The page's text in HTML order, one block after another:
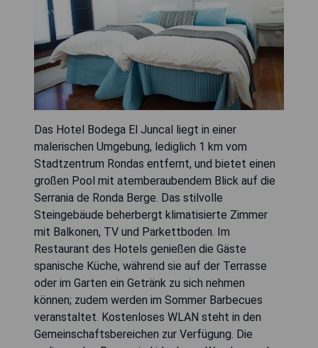
Das Hotel Bodega El Juncal liegt in einer
malerischen Umgebung, lediglich 1 km vom
Stadtzentrum Rondas entfernt, und bietet einen
großen Pool mit atemberaubendem Blick auf die
Serrania de Ronda Berge. Das stilvolle
Steingebäude beherbergt klimatisierte Zimmer
mit Balkonen, TV und Parkettboden. Im
Restaurant des Hotels genießen die Gäste
spanische Küche, während sie auf der Terrasse
oder im Garten ein Getränk zu sich nehmen
können; zudem werden im Sommer Barbecues
veranstaltet. Kostenloses WLAN steht in den
Gemeinschaftsbereichen zur Verfügung. Die